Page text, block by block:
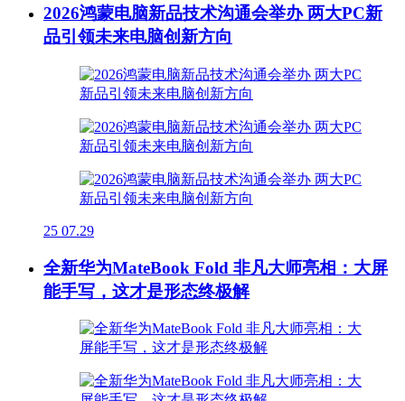
2026鸿蒙电脑新品技术沟通会举办 两大PC新
品引领未来电脑创新方向
25 07.29
全新华为MateBook Fold 非凡大师亮相：大屏
能手写，这才是形态终极解